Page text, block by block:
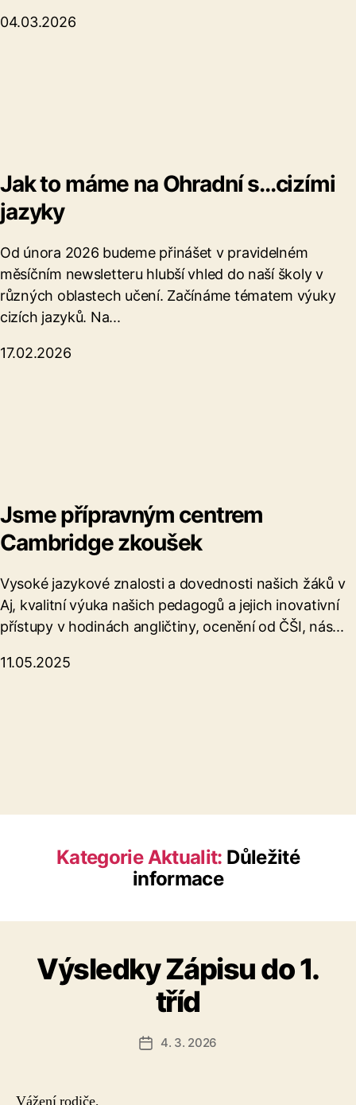
04.03.2026
Jak to máme na Ohradní s...cizími
jazyky
Od února 2026 budeme přinášet v pravidelném
měsíčním newsletteru hlubší vhled do naší školy v
různých oblastech učení. Začínáme tématem výuky
cizích jazyků. Na...
17.02.2026
Jsme přípravným centrem
Cambridge zkoušek
Vysoké jazykové znalosti a dovednosti našich žáků v
Aj, kvalitní výuka našich pedagogů a jejich inovativní
přístupy v hodinách angličtiny, ocenění od ČŠI, nás...
11.05.2025
Kategorie Aktualit: Důležité
informace
Výsledky Zápisu do 1.
tříd
Datum
4. 3. 2026